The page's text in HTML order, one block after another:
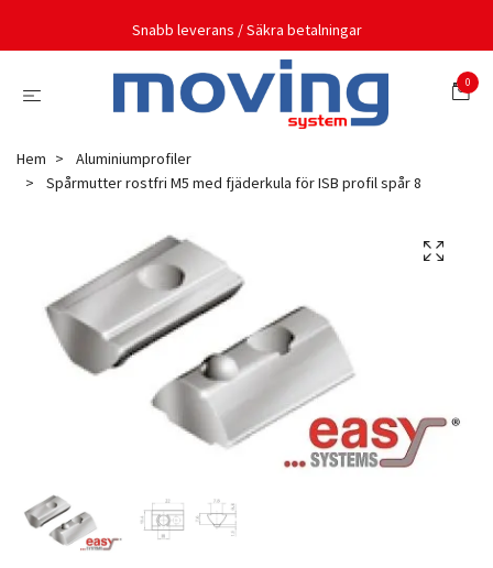
Snabb leverans / Säkra betalningar
0
Hem
Aluminiumprofiler
Spårmutter rostfri M5 med fjäderkula för ISB profil spår 8